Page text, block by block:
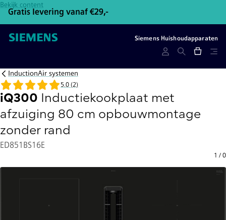
Bekijk content
Gratis levering vanaf €29,-
Siemens Huishoudapparaten
InductionAir systemen
iQ300 Inductiekookplaat met
afzuiging 80 cm opbouwmontage
zonder rand
ED851BS16E
5.0 (2)
1 / 0